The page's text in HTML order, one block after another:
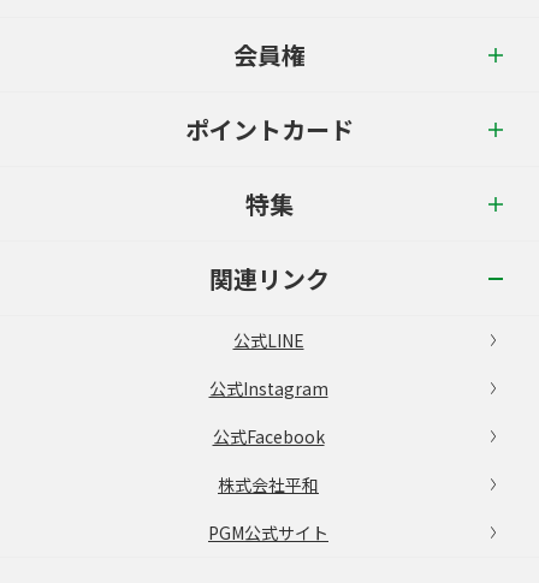
会員権
ポイントカード
特集
関連リンク
公式LINE
公式Instagram
公式Facebook
株式会社平和
PGM公式サイト